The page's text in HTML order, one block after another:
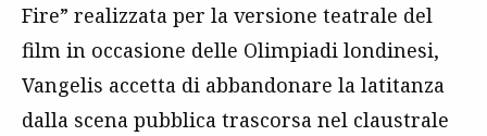
Fire” realizzata per la versione teatrale del
film in occasione delle Olimpiadi londinesi,
Vangelis accetta di abbandonare la latitanza
dalla scena pubblica trascorsa nel claustrale